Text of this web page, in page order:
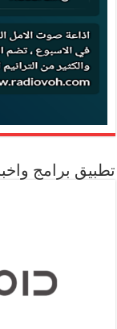
تطبيق برامج